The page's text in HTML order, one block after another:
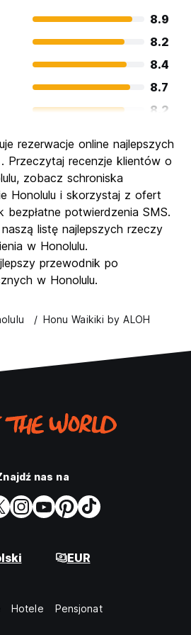
8.9
8.2
8.4
8.7
8.2
7.6
6.8
rezerwacje online najlepszych
Przeczytaj recenzje klientów o
zobacz schroniska
Honolulu i skorzystaj z ofert
bezpłatne potwierdzenia SMS.
listę najlepszych rzeczy
w Honolulu.
przewodnik po
w Honolulu.
Honu Waikiki by ALOH
nas na
EUR
Hotele Pensjonat